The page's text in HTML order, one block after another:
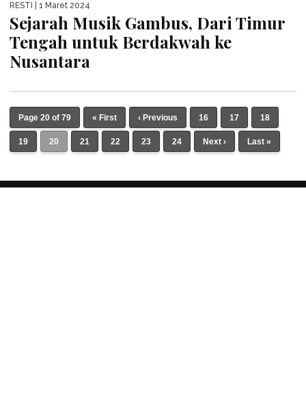
RESTI | 1 Maret 2024
Sejarah Musik Gambus, Dari Timur
Tengah untuk Berdakwah ke
Nusantara
Page 20 of 79 « First ‹ Previous 16 17 18
19 20 21 22 23 24 Next › Last »